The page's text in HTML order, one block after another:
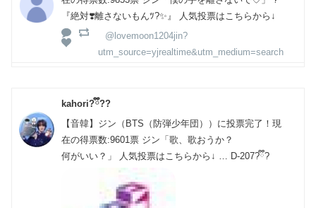
『絶対❣️離さないもんﾂ?✨️』 人気投票はこちらから↓
@lovemoon1204jin?
utm_source=yjrealtime&utm_medium=search
kahori?ྀི??
【音韓】ジン（BTS（防弾少年団））に投票完了！現
在の得票数:9601票 ジン「歌、歌おうか？
何がいい？」 人気投票はこちらから↓ … D-207?ྀི?